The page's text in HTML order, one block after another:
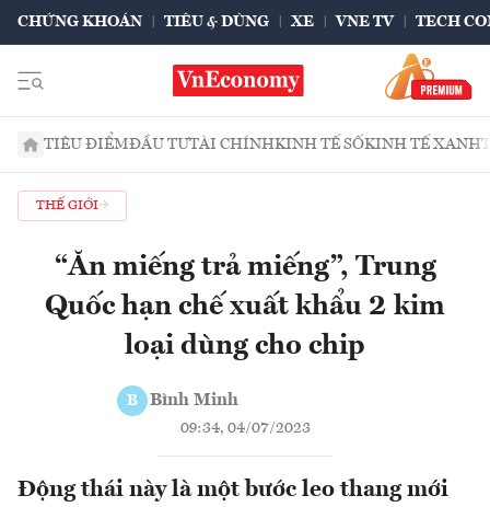
CHỨNG KHOÁN TIÊU & DÙNG XE VNE TV TECH
TIÊU ĐIỂMĐẦU TƯTÀI CHÍNHKINH TẾ SỐKINH TẾ XANH
THẾ GIỚI
“Ăn miếng trả miếng”, Trung
Quốc hạn chế xuất khẩu 2 kim
loại dùng cho chip
B Bình Minh
09:34, 04/07/2023
Động thái này là một bước leo thang mới